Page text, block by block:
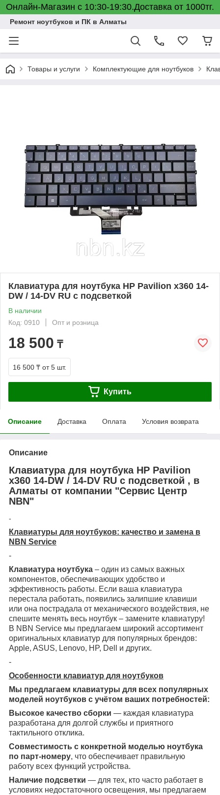
Онлайн-Магазин с 10:30-19:30.Доставка от 1000тг.
Ремонт ноутбуков и ПК в Алматы
Товары и услуги Комплектующие для ноутбуков
Клавиатура для ноутбука HP Pavilion x360 14-
DW / 14-DV RU с подсветкой
В наличии
Код: 0910
Опт и розница
18 500 ₸
16 500 ₸ от 5 шт.
Купить
Описание Доставка Оплата Условия возврата
Описание
Клавиатура для ноутбука HP Pavilion
x360 14-DW / 14-DV RU с подсветкой , в
Алматы от компании "Сервис Центр
NBN"
-
Клавиатуры для ноутбуков: качество и замена в
NBN Service
-
Клавиатура ноутбука – один из самых важных
компонентов, обеспечивающих удобство и
эффективность работы. Если ваша клавиатура
перестала работать, появились залипшие клавиши
или она пострадала от механического воздействия, не
спешите менять весь ноутбук – замените клавиатуру!
В NBN Service мы предлагаем широкий ассортимент
оригинальных клавиатур для популярных брендов:
Apple, ASUS, Lenovo, HP, Dell и других.
-
Особенности клавиатур для ноутбуков
Мы предлагаем клавиатуры для всех популярных
моделей ноутбуков с учётом ваших потребностей:
Высокое качество сборки — каждая клавиатура
разработана для долгой службы и приятного
тактильного отклика.
Совместимость с конкретной моделью ноутбука
по парт-номеру, что обеспечивает правильную
работу всех функций устройства.
Наличие подсветки — для тех, кто часто работает в
условиях недостаточного освещения, мы предлагаем